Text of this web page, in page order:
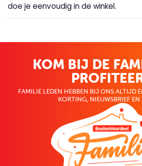
doe je eenvoudig in de winkel.
KOM BIJ DE
FAMILIE LEDEN HEBBEN BIJ ONS ALTIJD
KORTING, NIEUWSBRIEF EN